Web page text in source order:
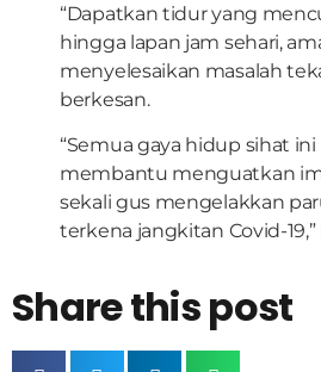
“Dapatkan tidur yang
hingga lapan jam sehari,
menyelesaikan masalah
berkesan.
“Semua gaya hidup sihat
membantu menguatkan
sekali gus mengelakkan
terkena jangkitan Covid-
Share this post